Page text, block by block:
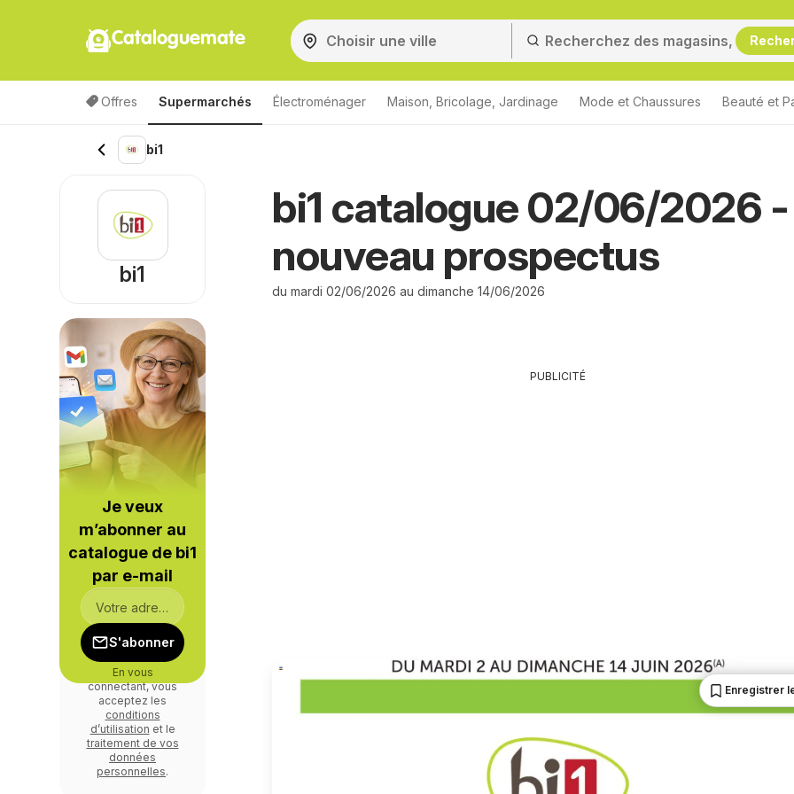
Cataloguemate
Offres Supermarchés Électroménager Maison, Bricolage, Jardinage Mode et Chaussures Beauté et
bi1
bi1 catalogue 02/06/2026 -
nouveau prospectus
du mardi 02/06/2026 au dimanche 14/06/2026
PUBLICITÉ
Enregistrer
bi1
Je veux
m’abonner au
catalogue de bi1
par e-mail
S'abonner
En vous
connectant, vous
acceptez les
conditions
d’utilisation et le
traitement de vos
données
personnelles.